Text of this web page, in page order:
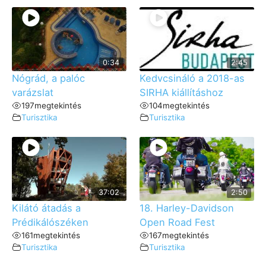
0:34
Nógrád, a palóc
varázslat
197megtekintés
Turisztika
2:45
Kedvcsináló a 2018-as
SIRHA kiállításhoz
104megtekintés
Turisztika
37:02
Kilátó átadás a
Prédikálószéken
161megtekintés
Turisztika
2:50
18. Harley-Davidson
Open Road Fest
167megtekintés
Turisztika